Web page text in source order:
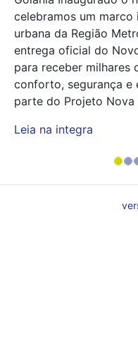
celebramos um
urbana da Região
entrega oficial do
para receber milhares
conforto, segurança e
parte do Projeto
Leia na integra